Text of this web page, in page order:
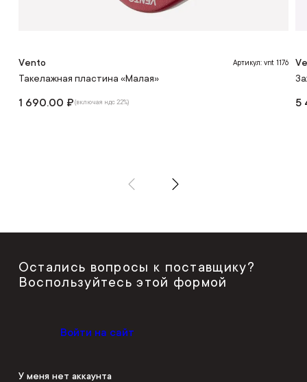
Vento Артикул: vnt 1176
Такелажная пластина «Малая»
1 690.00 ₽(включая ндс 22%) 5
Остались вопросы к поставщику?
Воспользуйтесь этой формой
Войти на сайт
У меня нет аккаунта